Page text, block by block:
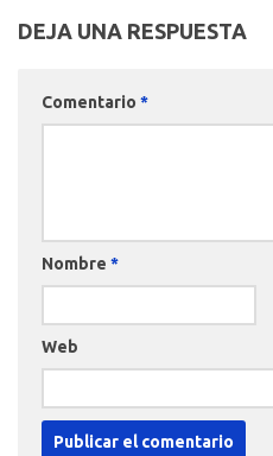
DEJA UNA RESPUESTA
Comentario *
Nombre *
Web